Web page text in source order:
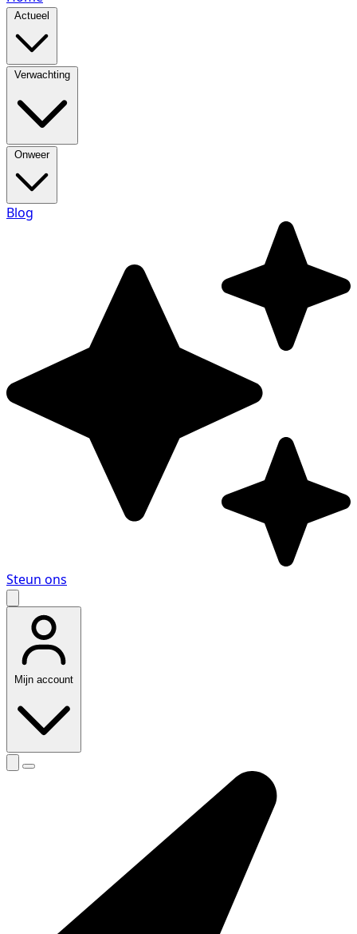
Actueel
Verwachting
Onweer
Blog
Steun ons
Mijn account